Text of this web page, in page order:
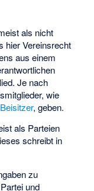
als nicht
hier Vereinsrecht
aus einem
Je nach
wie
Beisitzer, geben.
als Parteien
schreibt in
zu
und